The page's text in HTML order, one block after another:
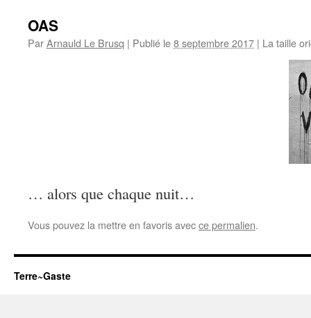
OAS
ParArnauld Le Brusq | Publié le8 septembre 2017 | La taille
… alors que chaque nuit…
Vous pouvez la mettre en favoris avecce permalien.
Terre~Gaste